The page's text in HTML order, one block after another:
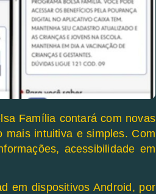
Família contará com novas
mais intuitiva e simples. Com
acessibilidade em
em dispositivos Android, por